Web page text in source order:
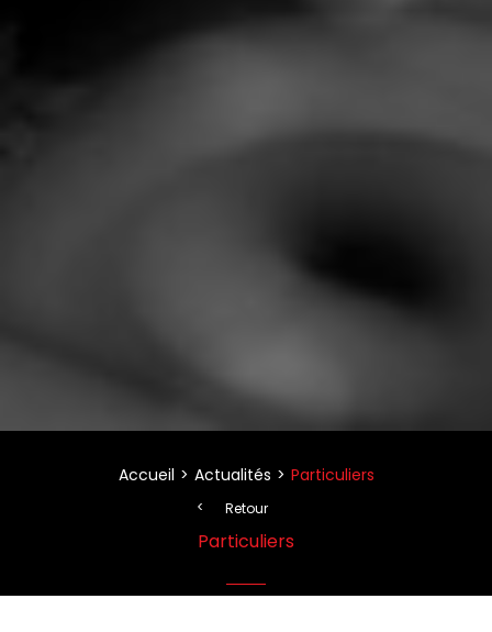
Accueil Actualités Particuliers
Retour
Particuliers